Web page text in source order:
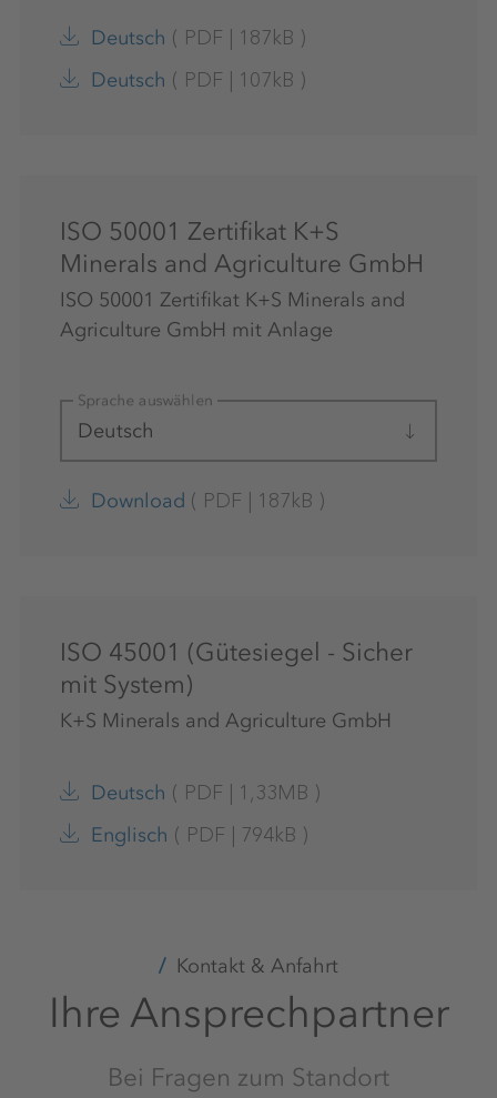
Deutsch ( PDF | 187kB )
Deutsch ( PDF | 107kB )
ISO 50001 Zertifikat K+S
Minerals and Agriculture GmbH
ISO 50001 Zertifikat K+S Minerals and
Agriculture GmbH mit Anlage
Sprache auswählen
Deutsch
Download ( PDF | 187kB )
ISO 45001 (Gütesiegel - Sicher
mit System)
K+S Minerals and Agriculture GmbH
Deutsch ( PDF | 1,33MB )
Englisch ( PDF | 794kB )
Kontakt & Anfahrt
Ihre Ansprechpartner
Bei Fragen zum Standort